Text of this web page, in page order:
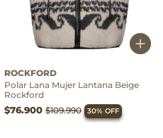
ROCKFORD
Polar Lana Mujer Lantana Beige
Rockford
$76.900 $109.990 30% OFF